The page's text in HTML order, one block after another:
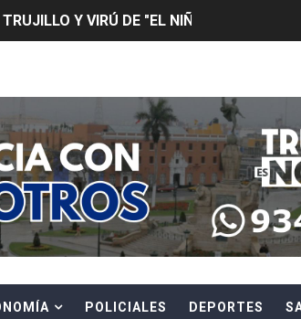
Y VIRÚ DE "EL NIÑO"
su línea tras verificación de identidad
privada y medidas contra fenómeno
BRINDA RECOMENDACIONES PARA
EN DESUSO Y EXHORTA A LA
la Admisión 2027
POLICIALES DEPORTES